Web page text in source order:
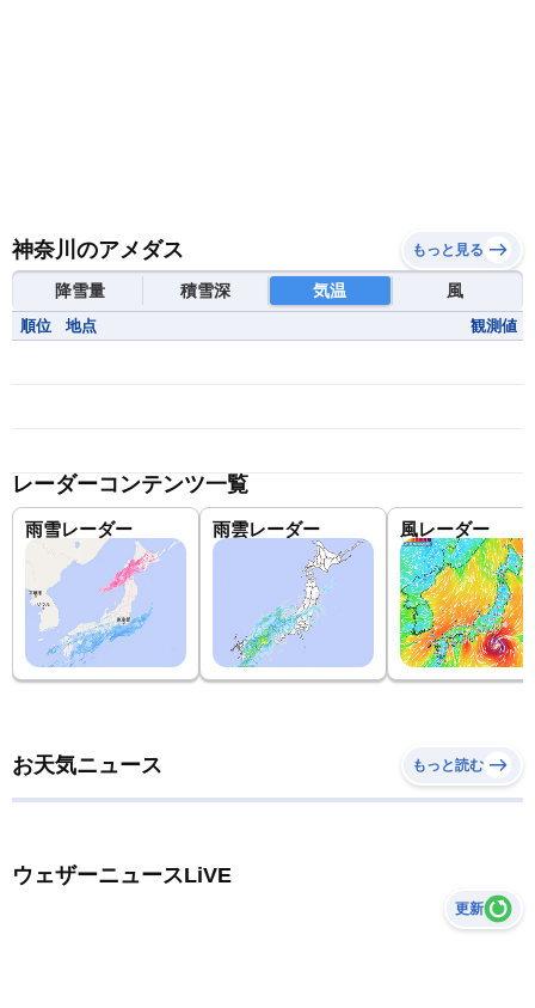
神奈川のアメダス もっと見る
降雪量 積雪深 気温 風
順位 地点 観測値
レーダーコンテンツ一覧
雨雪レーダー 雨雲レーダー 風レーダー
お天気ニュース もっと読む
ウェザーニュースLiVE
更新